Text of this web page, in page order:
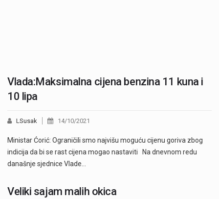
Vlada:Maksimalna cijena benzina 11 kuna i
10 lipa
LSusak 14/10/2021
Ministar Ćorić: Ograničili smo najvišu moguću cijenu goriva zbog
indicija da bi se rast cijena mogao nastaviti Na dnevnom redu
današnje sjednice Vlade…
Veliki sajam malih okica